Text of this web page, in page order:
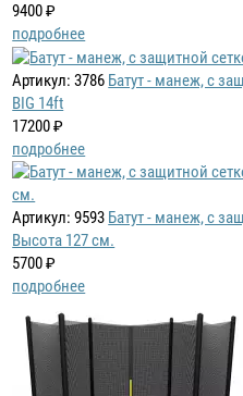
9400 ₽
подробнее
Артикул: 3786 Батут - манеж, с
BIG 14ft
17200 ₽
подробнее
Артикул: 9593 Батут - манеж, с
Высота 127 см.
5700 ₽
подробнее